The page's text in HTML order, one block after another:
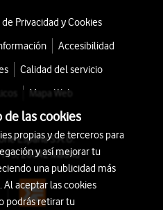
Privacidad y Cookies
Accesibilidad
Calidad del servicio
Mapa Web
España S.A.U.
28042 Madrid
de las cookies
propias y de terceros para
y así mejorar tu
una publicidad más
Al aceptar las cookies
podrás retirar tu